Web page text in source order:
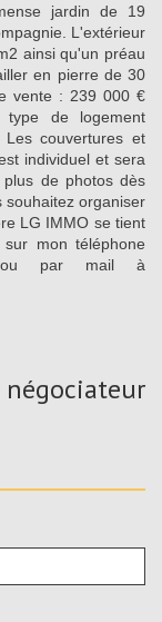
jardin de 19
L'extérieur
ainsi qu'un préau
en pierre de 30
vente : 239 000 €
type de logement
couvertures et
individuel et sera
de photos dès
souhaitez organiser
LG IMMO se tient
mon téléphone
par mail à
négociateur